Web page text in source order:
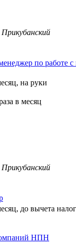
по работе с
на руки
в месяц
до вычета
НПН